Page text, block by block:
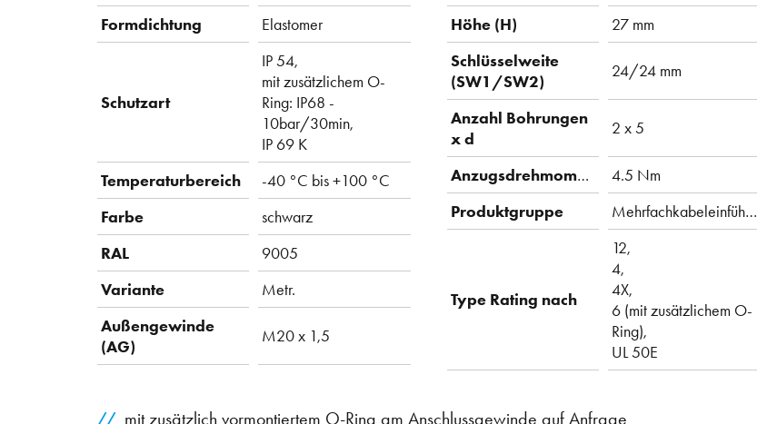
Formdichtung
Elastomer
Schutzart
IP 54,
mit zusätzlichem O-
Ring: IP68 -
10bar/30min,
IP 69 K
Temperaturbereich
-40 °C bis +100 °C
Farbe
schwarz
RAL
9005
Variante
Metr.
Außengewinde
(AG)
M20 x 1,5
Höhe (H)
27 mm
Schlüsselweite
(SW1/SW2)
24/24 mm
Anzahl Bohrungen
x d
2 x 5
Anzugsdrehmoment
4.5 Nm
Produktgruppe
Mehrfachkabeleinführung
Type Rating nach
12,
4,
4X,
6 (mit zusätzlichem O-
Ring),
UL 50E
mit zusätzlich vormontiertem O-Ring am Anschlussgewinde auf Anfrage